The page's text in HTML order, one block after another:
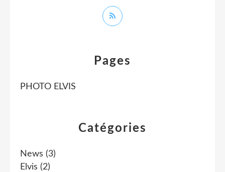
Catégories
News (3)
Elvis (2)
Pages
PHOTO ELVIS